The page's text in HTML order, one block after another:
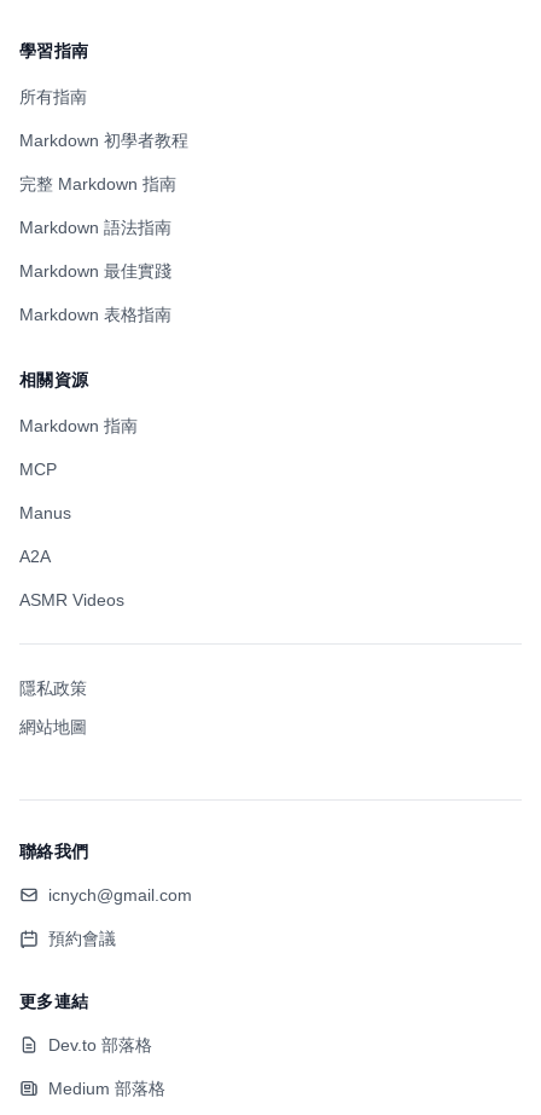
學習指南
所有指南
Markdown 初學者教程
完整 Markdown 指南
Markdown 語法指南
Markdown 最佳實踐
Markdown 表格指南
相關資源
Markdown 指南
MCP
Manus
A2A
ASMR Videos
隱私政策
網站地圖
聯絡我們
icnych@gmail.com
預約會議
更多連結
Dev.to 部落格
Medium 部落格